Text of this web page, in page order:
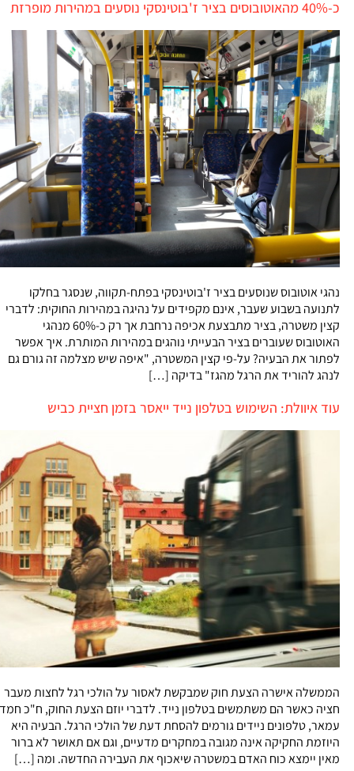
כ-40% מהאוטובוסים בציר ז'בוטינסקי נוסעים במהירות מופרזת
נהגי אוטובוס שנוסעים בציר ז'בוטינסקי בפתח-תקווה, שנסגר בחלקו
לתנועה בשבוע שעבר, אינם מקפידים על נהיגה במהירות החוקית: לדברי
קצין משטרה, בציר מתבצעת אכיפה נרחבת אך רק כ-60% מנהגי
האוטובוס שעוברים בציר הבעייתי נוהגים במהירות המותרת. איך אפשר
לפתור את הבעיה? על-פי קצין המשטרה, "איפה שיש מצלמה זה גורם גם
לנהג להוריד את הרגל מהגז" בדיקה […]
עוד איוולת: השימוש בטלפון נייד ייאסר בזמן חציית כביש
הממשלה אישרה הצעת חוק שמבקשת לאסור על הולכי רגל לחצות מעבר
חציה כאשר הם משתמשים בטלפון נייד. לדברי יוזם הצעת החוק, ח"כ חמד
עמאר, טלפונים ניידים גורמים להסחת דעת של הולכי הרגל. הבעיה היא
היוזמת החקיקה אינה מגובה במחקרים מדעיים, וגם אם תאושר לא ברור
מאין יימצא כוח האדם במשטרה שיאכוף את העבירה החדשה. ומה […]